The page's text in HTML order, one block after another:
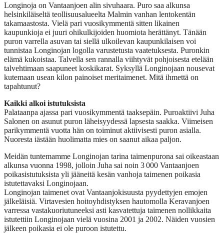
Longinoja on Vantaanjoen alin sivuhaara. Puro saa alkunsa
helsinkiläiseltä teollisuusalueelta Malmin vanhan lentokentän
takamaastosta. Vielä pari vuosikymmentä sitten likainen
kaupunkioja ei juuri ohikulkijoiden huomiota herättänyt. Tänään
puron varrella asuvan tai siellä ulkoilevan kaupunkilaisen voi
tunnistaa Longinojan logolla varustetusta vaatetuksesta. Puronkin
elämä kukoistaa. Talvella sen rannalla viihtyvät pohjoisesta etelään
talvehtimaan saapuneet koskikarat. Syksyllä Longinojaan nousevat
kutemaan usean kilon painoiset meritaimenet. Mitä ihmettä on
tapahtunut?
Kaikki alkoi istutuksista
Palataanpa ajassa pari vuosikymmentä taaksepäin. Puroaktiivi Juha
Salonen on asunut puron läheisyydessä lapsesta saakka. Viimeisen
parikymmentä vuotta hän on toiminut aktiivisesti puron asialla.
Nuoresta iästään huolimatta mies on saanut aikaa paljon.
Meidän tuntemamme Longinojan tarina taimenpurona sai oikeastaan
alkunsa vuonna 1998, jolloin Juha sai noin 3 000 Vantaanjoen
poikasistutuksista yli jääneitä kesän vanhoja taimenen poikasia
istutettavaksi Longinojaan.
Longinojan taimenet ovat Vantaanjokisuusta pyydettyjen emojen
jälkeläisiä. Virtavesien hoitoyhdistyksen hautomolla Keravanjoen
varressa vastakuoriutuneeksi asti kasvatettuja taimenen nollikkaita
istutettiin Longinojaan vielä vuosina 2001 ja 2002. Näiden vuosien
jälkeen poikasia ei ole puroon istutettu.